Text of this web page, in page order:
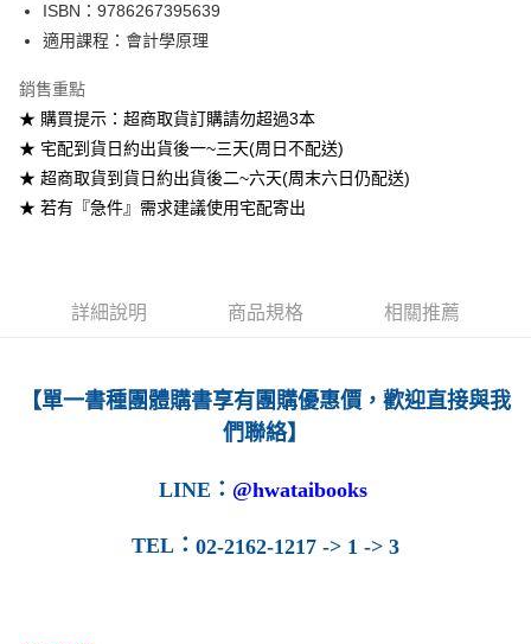
每筆NT$60
7-11取貨付款
每筆NT$60
宅配-台灣本島
每筆NT$160
ISBN：9786267395639
適用課程：會計學原理
銷售重點
★ 購買提示：超商取貨訂購請勿超過3本
★ 宅配到貨日約出貨後一~三天(周日不配送)
★ 超商取貨到貨日約出貨後二~六天(周末六日仍配送)
★ 若有『急件』需求建議使用宅配寄出
詳細說明 商品規格 相關推薦
【單一書種團體購書享有團購優惠價，歡迎直接與我
們聯絡】
LINE ： @hwataibooks
TEL ： 02-2162-1217 -> 1 -> 3